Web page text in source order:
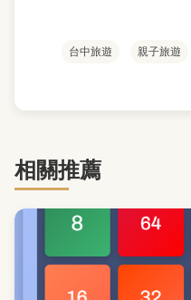
台中旅遊 親子旅遊
相關推薦